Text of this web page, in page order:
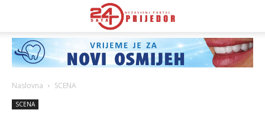
Naslovna SCENA
SCENA